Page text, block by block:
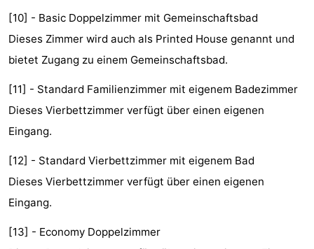
Geschichte
der
Diamante
Plätze
im
Gärten
Parks
Umgebung
-
Nordholland
-
[10] - Basic Doppelzimmer mit Gemeinschaftsbad
Dieses Zimmer wird auch als Printed House genannt und
bietet Zugang zu einem Gemeinschaftsbad.
[11] - Standard Familienzimmer mit eigenem Badezimmer
Dieses Vierbettzimmer verfügt über einen eigenen
Eingang.
[12] - Standard Vierbettzimmer mit eigenem Bad
Dieses Vierbettzimmer verfügt über einen eigenen
Eingang.
[13] - Economy Doppelzimmer